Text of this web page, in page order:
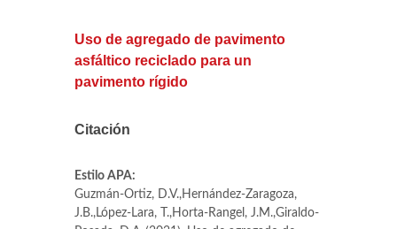
Uso de agregado de pavimento
asfáltico reciclado para un
pavimento rígido
Citación
Estilo APA:
Guzmán-Ortiz, D.V.,Hernández-Zaragoza,
J.B.,López-Lara, T.,Horta-Rangel, J.M.,Giraldo-